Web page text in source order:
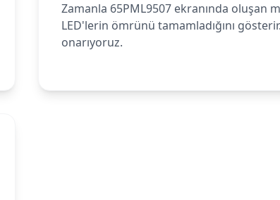
Zamanla 65PML9507 ekranında oluşan
LED'lerin ömrünü tamamladığını
onarıyoruz.